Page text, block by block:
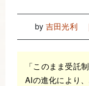
by 吉田光利
「このまま受託
AIの進化により